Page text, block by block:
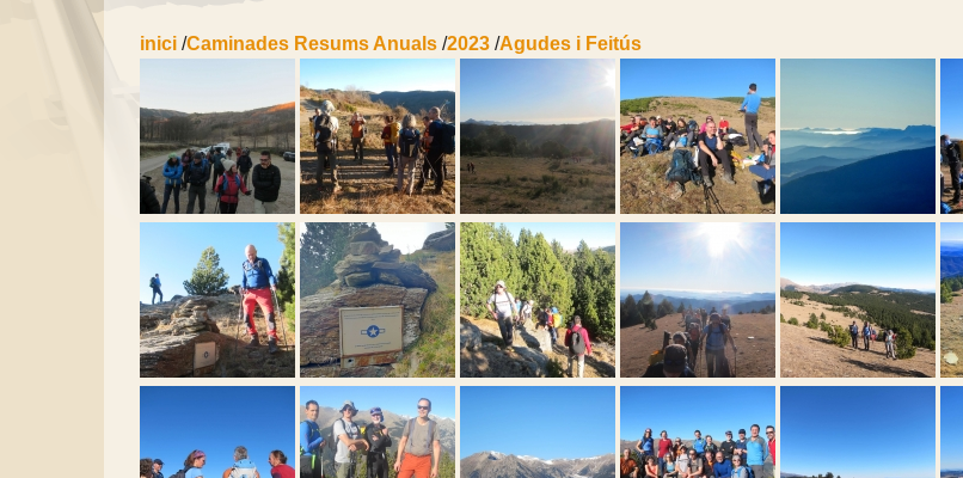
inici /Caminades Resums Anuals /2023 /Agudes i Feitús